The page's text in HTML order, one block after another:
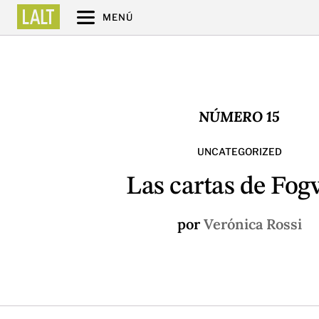
MENÚ
NÚMERO 15
UNCATEGORIZED
Las cartas de
por Verónica Rossi